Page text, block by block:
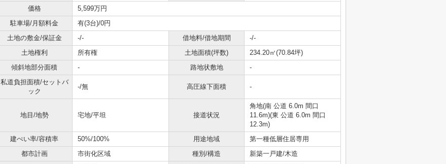
価格
5,599万円
駐車場/月額料金
有(3台)/0円
土地の敷金/保証金
-/- 借地料/借地期間
-/-
土地権利
所有権 土地面積(坪数)
234.20㎡(70.84坪)
傾斜地部分面積
- 路地状敷地
-
私道負担面積/セットバ
ック
-/無 高圧線下面積 -
地目/地勢 宅地/平坦 接道状況
角地(南 公道 6.0m 間口
11.6m)(東 公道 6.0m 間口
12.3m)
建ぺい率/容積率
50%/100% 用途地域
第一種低層住居専用
都市計画
市街化区域 種別/構造
新築一戸建/木造